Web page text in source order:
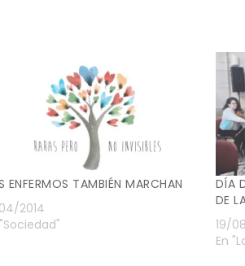
ENFERMOS TAMBIÉN MARCHAN
2014
DÍA
DE
19/
En